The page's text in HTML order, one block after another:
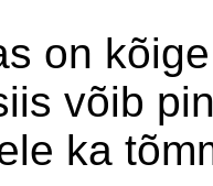
on
võib
ka